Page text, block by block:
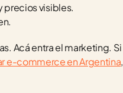
precios visibles.
Acá entra el marketing. Si
e-commerce en Argentina,